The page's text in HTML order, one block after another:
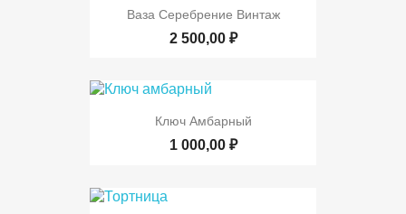
Ваза Серебрение Винтаж
2 500,00 ₽
Ключ Амбарный
1 000,00 ₽